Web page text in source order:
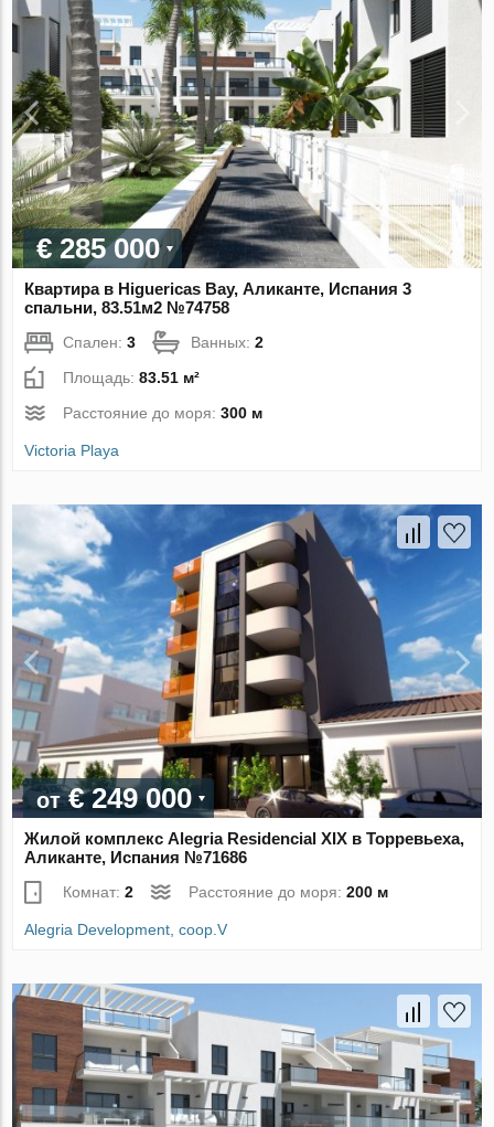
€ 285 000
Квартира в Higuericas Bay, Аликанте, Испания 3
спальни, 83.51м2 №74758
Спален:3 Ванных:2
Площадь:83.51 м²
Расстояние до моря:300 м
Victoria Playa
от€ 249 000
Жилой комплекс Alegria Residencial XIX в Торревьеха,
Аликанте, Испания №71686
Комнат:2 Расстояние до моря:200 м
Alegria Development, coop.V